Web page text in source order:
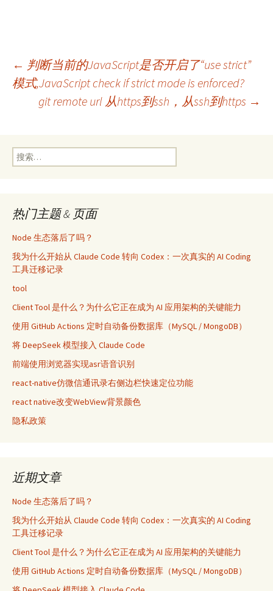
文
导
← 判断当前的JavaScript是否开启了“use strict”
模式,JavaScript check if strict mode is enforced?
git remote url 从https到ssh，从ssh到https →
搜
索：
热门主题 & 页面
Node 生态落后了吗？
我为什么开始从 Claude Code 转向 Codex：一次真实的 AI Coding
工具迁移记录
tool
Client Tool 是什么？为什么它正在成为 AI 应用架构的关键能力
使用 GitHub Actions 定时自动备份数据库（MySQL / MongoDB）
将 DeepSeek 模型接入 Claude Code
前端使用浏览器实现asr语音识别
react-native仿微信通讯录右侧边栏快速定位功能
react native改变WebView背景颜色
隐私政策
近期文章
Node 生态落后了吗？
我为什么开始从 Claude Code 转向 Codex：一次真实的 AI Coding
工具迁移记录
Client Tool 是什么？为什么它正在成为 AI 应用架构的关键能力
使用 GitHub Actions 定时自动备份数据库（MySQL / MongoDB）